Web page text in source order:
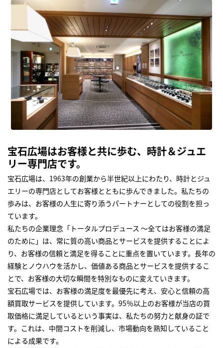
宝石広場はお客様と共に歩む、時計＆ジュエ
リー専門店です。
宝石広場は、1963年の創業から半世紀以上にわたり、時計とジュ
エリーの専門店としてお客様とともに歩んできました。私たちの
歩みは、お客様の人生に寄り添うパートナーとしての役割を担っ
ています。
私たちの企業理念「トータルプロデュース ～全てはお客様の満足
のために」は、常に質の高い商品とサービスを提供することによ
り、お客様の信頼と満足を得ることに重点を置いています。長年の
経験とノウハウを活かし、価値ある商品とサービスを提供するこ
とで、お客様の大切な瞬間を特別なものに変えていきます。
宝石広場では、お客様の満足度を最優先に考え、安心と信頼の高
額買取サービスを提供しています。95％以上のお客様が当店の買
取価格に満足しているという事実は、私たちの努力と献身の証で
す。これは、中間コストを削減し、市場動向を熟知していること
による成果です。